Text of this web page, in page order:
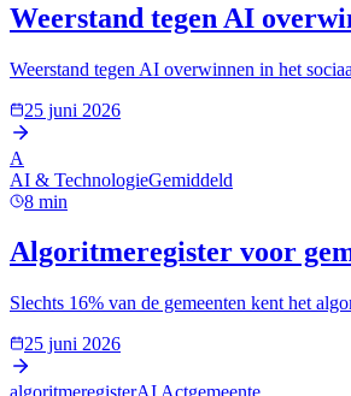
Weerstand tegen AI
Weerstand tegen AI overwinnen in het
25 juni 2026
A
AI & TechnologieGemiddeld
8 min
Algoritmeregister voor
Slechts 16% van de gemeenten kent het
25 juni 2026